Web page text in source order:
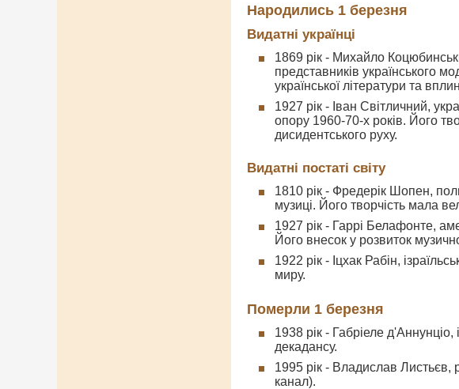
Народились 1 березня
Видатні українці
1869 рік - Михайло
представників українського
української літератури та
1927 рік - Іван Світличний,
опору 1960-70-х років. Його
дисидентського руху.
Видатні постаті світу
1810 рік - Фредерік Шопен,
музиці. Його творчість мала
1927 рік - Гаррі Белафонте,
Його внесок у розвиток
1922 рік - Іцхак Рабін,
миру.
Померли 1 березня
1938 рік - Габріеле д'Аннунціо,
декадансу.
1995 рік - Владислав
канал).